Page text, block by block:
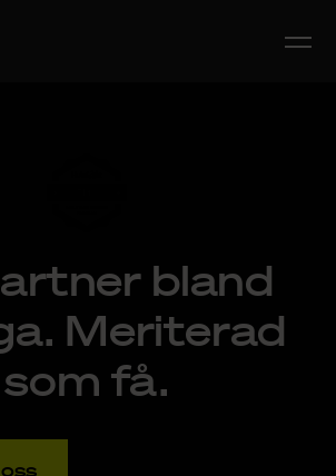
bland
Meriterad
som få.